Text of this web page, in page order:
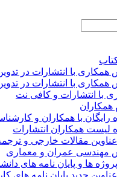
با انتشارات در
با انتشارات در
با انتشارات و کافی نت
همکاران
رایگان با همکاران و
لیست همکاران انتشارات
مقالات خارجی و
مهندسی عمران و معماری
ها و پایان نامه های
جدید پایان نامه های